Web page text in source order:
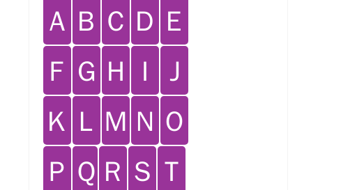
Ａ Ｂ Ｃ Ｄ Ｅ
Ｆ Ｇ Ｈ Ｉ Ｊ
Ｋ Ｌ Ｍ Ｎ Ｏ
Ｐ Ｑ Ｒ Ｓ Ｔ